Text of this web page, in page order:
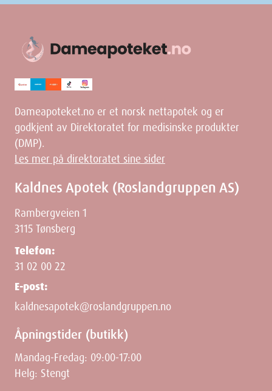
av disse innovative tannstikkene.
Egenskaper
Navn: Ekulf Tenderpicks tannstikke grønn str M/L 24 stk
Leverandør:
Ingredienser
Width
Height
Weight
Dameapoteket.no er et norsk nettapotek og er
godkjent av Direktoratet for medisinske produkter
(DMP).
Les mer på direktoratet sine sider
Kaldnes Apotek (Roslandgruppen AS)
Rambergveien 1
3115 Tønsberg
Telefon:
31 02 00 22
E-post:
kaldnesapotek@roslandgruppen.no
Åpningstider (butikk)
Mandag-Fredag: 09:00-17:00
Helg: Stengt